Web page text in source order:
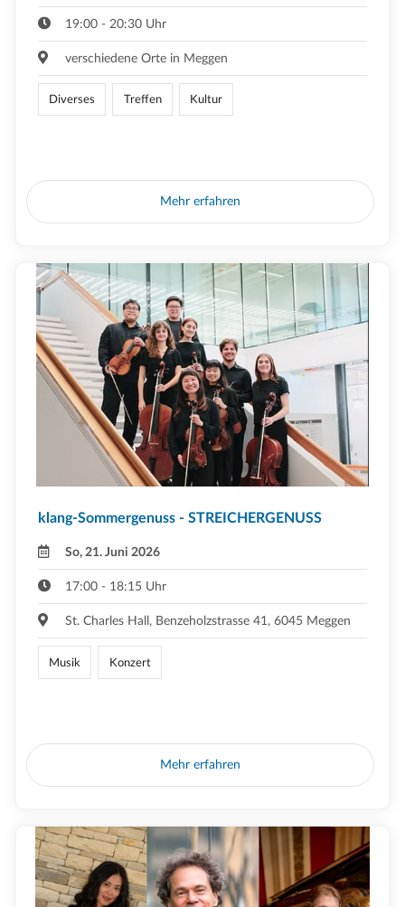
19:00 - 20:30 Uhr
verschiedene Orte in Meggen
Diverses Treffen Kultur
Mehr erfahren
klang-Sommergenuss - STREICHERGENUSS
So, 21. Juni 2026
17:00 - 18:15 Uhr
St. Charles Hall, Benzeholzstrasse 41, 6045 Meggen
Musik Konzert
Mehr erfahren